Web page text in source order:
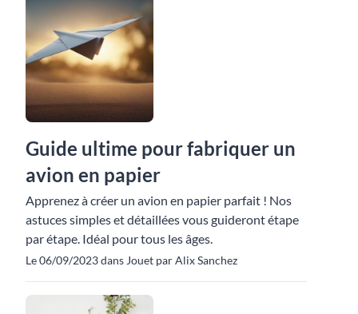
Guide ultime pour fabriquer un
avion en papier
Apprenez à créer un avion en papier parfait ! Nos
astuces simples et détaillées vous guideront étape
par étape. Idéal pour tous les âges.
Le 06/09/2023 dans Jouet par Alix Sanchez